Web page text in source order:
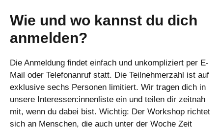
Wie und wo kannst du dich
anmelden?
Die Anmeldung findet einfach und unkompliziert per E-
Mail oder Telefonanruf statt. Die Teilnehmerzahl ist auf
exklusive sechs Personen limitiert. Wir tragen dich in
unsere Interessen:innenliste ein und teilen dir zeitnah
mit, wenn du dabei bist. Wichtig: Der Workshop richtet
sich an Menschen, die auch unter der Woche Zeit